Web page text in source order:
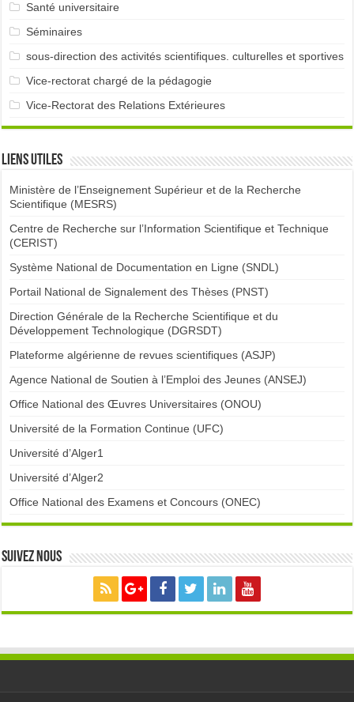
Santé universitaire
Séminaires
sous-direction des activités scientifiques. culturelles et sportives
Vice-rectorat chargé de la pédagogie
Vice-Rectorat des Relations Extérieures
Liens utiles
Ministère de l’Enseignement Supérieur et de la Recherche
Scientifique (MESRS)
Centre de Recherche sur l’Information Scientifique et Technique
(CERIST)
Système National de Documentation en Ligne (SNDL)
Portail National de Signalement des Thèses (PNST)
Direction Générale de la Recherche Scientifique et du
Développement Technologique (DGRSDT)
Plateforme algérienne de revues scientifiques (ASJP)
Agence National de Soutien à l’Emploi des Jeunes (ANSEJ)
Office National des Œuvres Universitaires (ONOU)
Université de la Formation Continue (UFC)
Université d’Alger1
Université d’Alger2
Office National des Examens et Concours (ONEC)
Suivez nous